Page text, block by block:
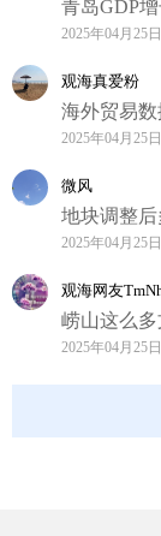
青岛GDP
2025年04月25
观海真爱粉
海外贸易数
2025年04月25
微风
地块调整后
2025年04月25
观海网友
崂山这么多
2025年04月25